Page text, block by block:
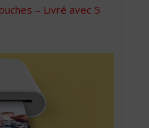
– Livré avec 5